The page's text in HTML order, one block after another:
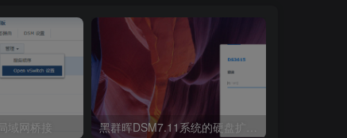
域网桥接